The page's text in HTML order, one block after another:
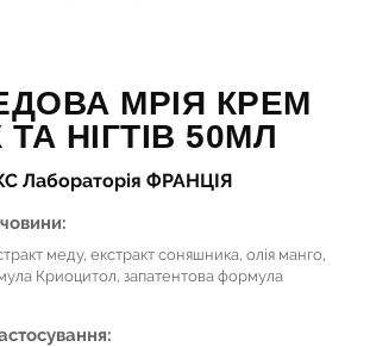
МРІЯ КРЕМ
НІГТІВ 50МЛ
Лабораторія ФРАНЦІЯ
меду, екстракт соняшника, олія манго,
Криоцитол, запатентова формула